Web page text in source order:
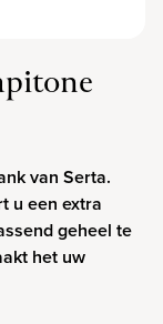
van Serta.
u een extra
geheel te
het uw